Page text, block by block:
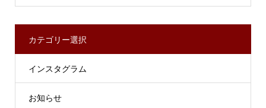
カテゴリー選択
インスタグラム
お知らせ